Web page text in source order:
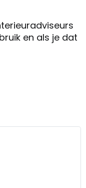
en als je dat